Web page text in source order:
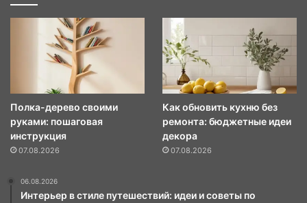
Полка-дерево своими
руками: пошаговая
инструкция
07.08.2026
Как обновить кухню без
ремонта: бюджетные идеи
декора
07.08.2026
06.08.2026
Интерьер в стиле путешествий: идеи и советы по